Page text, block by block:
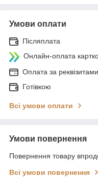
Умови оплати
Післяплата
Онлайн-оплата
Оплата за реквізитами
Готівкою
Всі умови оплати
Умови повернення
Повернення товару
Всі умови повернення